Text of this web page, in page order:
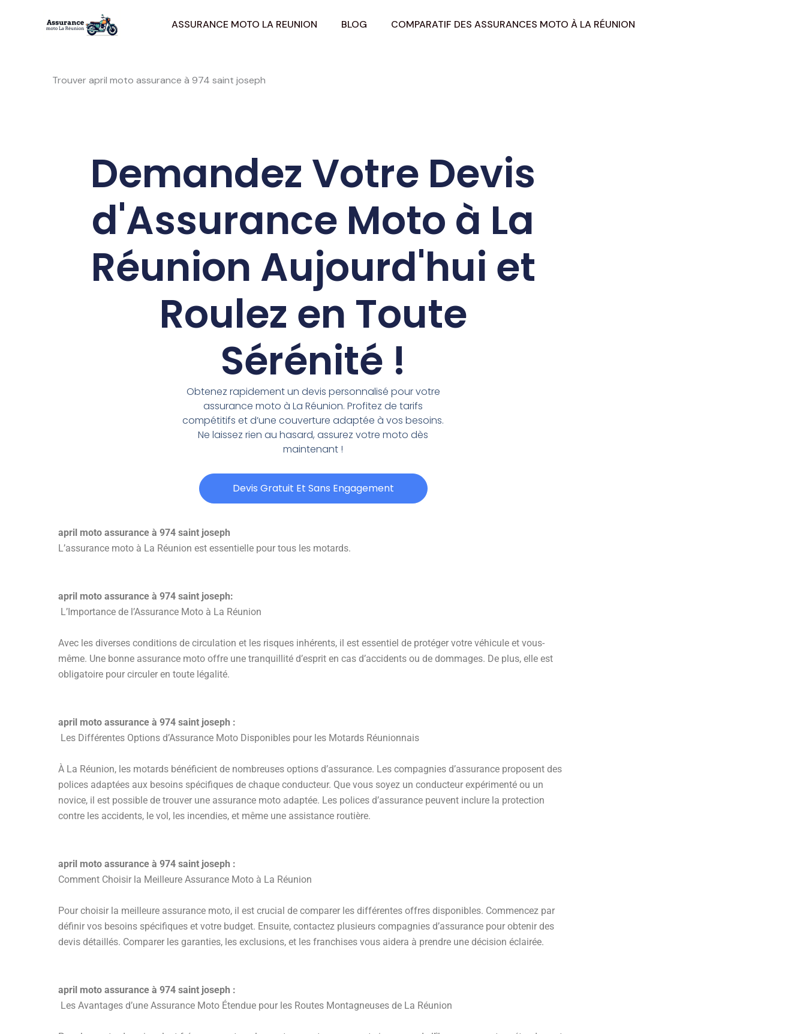
ASSURANCE MOTO LA REUNION BLOG COMPARATIF DES ASSURANCES MOTO À LA RÉUNION
Trouver april moto assurance à 974 saint joseph
Demandez Votre Devis
d'Assurance Moto à La
Réunion Aujourd'hui et
Roulez en Toute
Sérénité !
Obtenez rapidement un devis personnalisé pour votre
assurance moto à La Réunion. Profitez de tarifs
compétitifs et d’une couverture adaptée à vos besoins.
Ne laissez rien au hasard, assurez votre moto dès
maintenant !
Devis Gratuit Et Sans Engagement
april moto assurance à 974 saint joseph
L’assurance moto à La Réunion est essentielle pour tous les motards.
april moto assurance à 974 saint joseph:
L’Importance de l’Assurance Moto à La Réunion
Avec les diverses conditions de circulation et les risques inhérents, il est essentiel de protéger votre véhicule et vous-
même. Une bonne assurance moto offre une tranquillité d’esprit en cas d’accidents ou de dommages. De plus, elle est
obligatoire pour circuler en toute légalité.
april moto assurance à 974 saint joseph :
Les Différentes Options d’Assurance Moto Disponibles pour les Motards Réunionnais
À La Réunion, les motards bénéficient de nombreuses options d’assurance. Les compagnies d’assurance proposent des
polices adaptées aux besoins spécifiques de chaque conducteur. Que vous soyez un conducteur expérimenté ou un
novice, il est possible de trouver une assurance moto adaptée. Les polices d’assurance peuvent inclure la protection
contre les accidents, le vol, les incendies, et même une assistance routière.
april moto assurance à 974 saint joseph :
Comment Choisir la Meilleure Assurance Moto à La Réunion
Pour choisir la meilleure assurance moto, il est crucial de comparer les différentes offres disponibles. Commencez par
définir vos besoins spécifiques et votre budget. Ensuite, contactez plusieurs compagnies d’assurance pour obtenir des
devis détaillés. Comparer les garanties, les exclusions, et les franchises vous aidera à prendre une décision éclairée.
april moto assurance à 974 saint joseph :
Les Avantages d’une Assurance Moto Étendue pour les Routes Montagneuses de La Réunion